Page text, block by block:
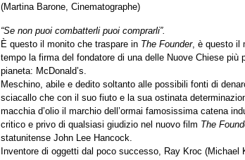
(Martina Barone, Cinematographe)
“Se non puoi combatterli puoi comprarli”.
È questo il monito che traspare in The Founder, è questo il
tempo la firma del fondatore di una delle Nuove Chiese più
pianeta: McDonald’s.
Meschino, abile e dedito soltanto alle possibili fonti di
sciacallo che con il suo fiuto e la sua ostinata
macchia d’olio il marchio dell’ormai famosissima catena
critico e privo di qualsiasi giudizio nel nuovo film The
statunitense John Lee Hancock.
Inventore di oggetti dal poco successo, Ray Kroc (Michael